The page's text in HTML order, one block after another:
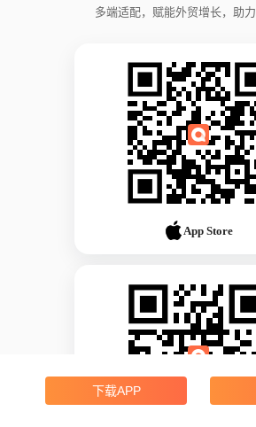
多端适配，赋能外贸增长，助
App Store
下载APP